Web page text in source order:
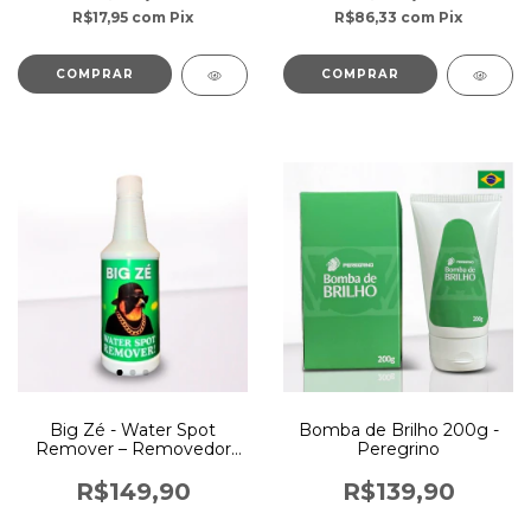
R$17,95 com Pix R$86,33 com Pix
Big Zé - Water Spot
Remover – Removedor
Calcificações para Vidros
R$149,90
Bomba de Brilho 200g -
Peregrino
R$139,90